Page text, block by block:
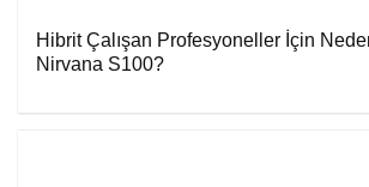
Hibrit Çalışan Profesyoneller İçin
Nirvana S100?